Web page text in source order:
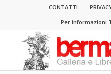
CONTATTI
Per informazioni